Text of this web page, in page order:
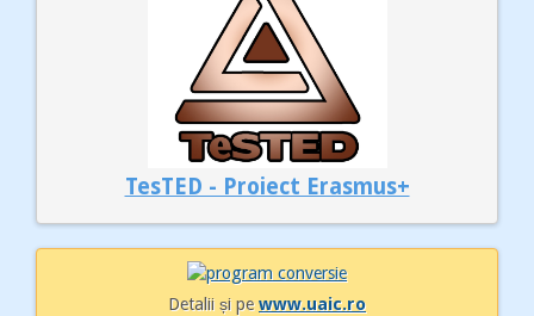
TesTED - Proiect Erasmus+
Detalii și pewww.uaic.ro